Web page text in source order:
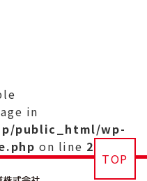
in
public_html/wp-
on line 29
TOP